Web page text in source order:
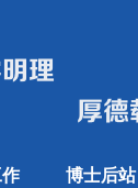
博士后站